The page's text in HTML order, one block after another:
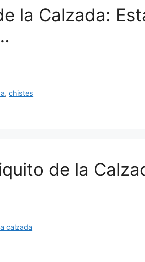
la Calzada:
,chistes
de la
calzada